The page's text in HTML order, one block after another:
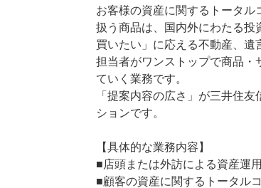
お客様の資産に関するトータル
扱う商品は、国内外にわたる投
買いたい」に応える不動産、遺
担当者がワンストップで商品・
ていく業務です。
「提案内容の広さ」が三井住
ションです。
【具体的な業務内容】
■店頭または外訪による資産運
■顧客の資産に関するトータル